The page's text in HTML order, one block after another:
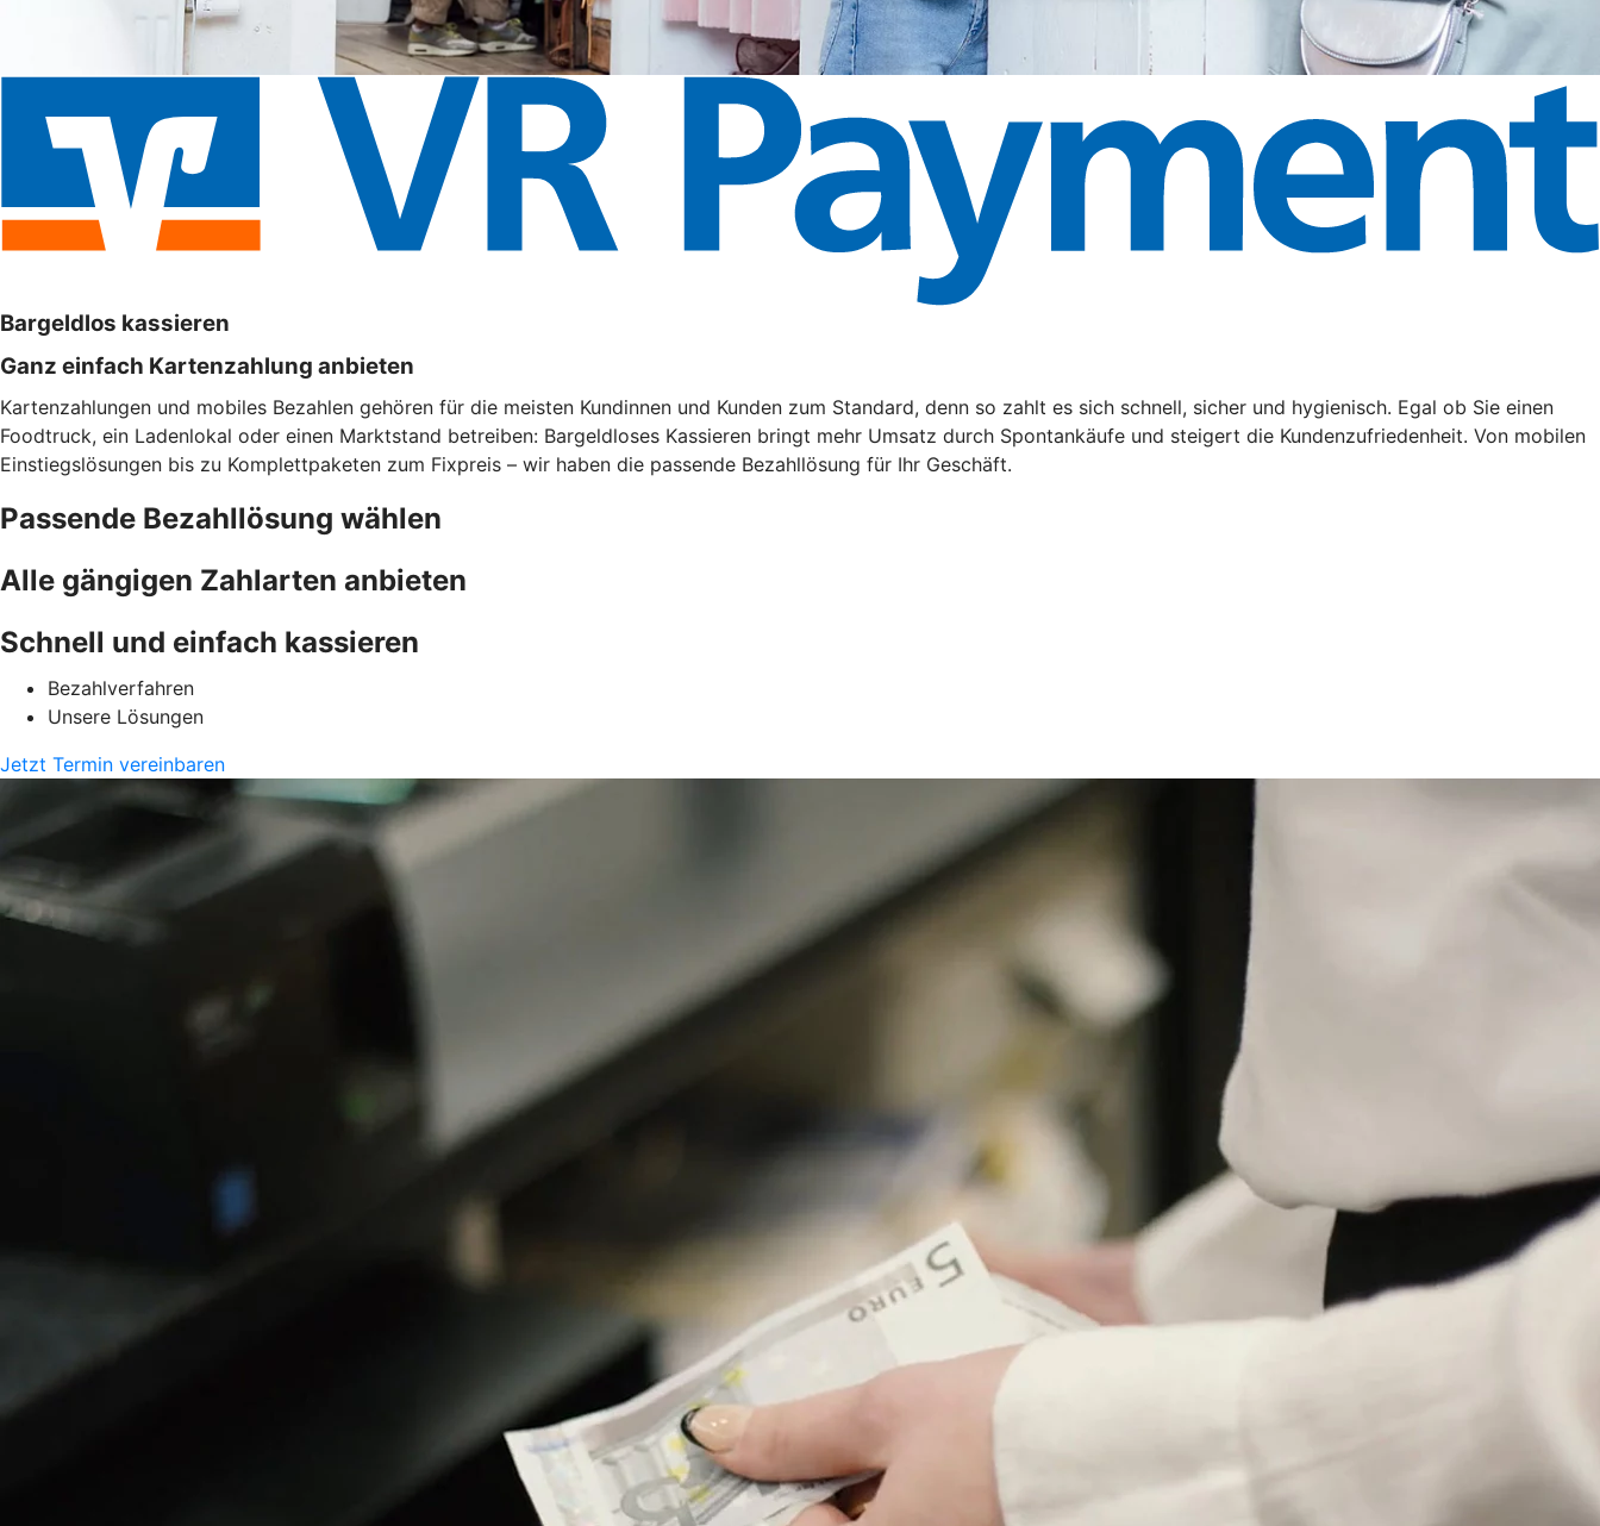
Bargeldlos kassieren
Ganz einfach Kartenzahlung anbieten
Kartenzahlungen und mobiles Bezahlen gehören für die meisten Kundinnen und Kunden zum Standard, denn so zahlt es sich schnell, sicher und hygienisch. Egal ob Sie einen
Foodtruck, ein Ladenlokal oder einen Marktstand betreiben: Bargeldloses Kassieren bringt mehr Umsatz durch Spontankäufe und steigert die Kundenzufriedenheit. Von mobilen
Einstiegslösungen bis zu Komplettpaketen zum Fixpreis – wir haben die passende Bezahllösung für Ihr Geschäft.
Passende Bezahllösung wählen
Alle gängigen Zahlarten anbieten
Schnell und einfach kassieren
Bezahlverfahren
Unsere Lösungen
Jetzt Termin vereinbaren